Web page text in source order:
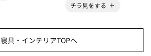
チラ見をする
寝具・インテリアTOPへ